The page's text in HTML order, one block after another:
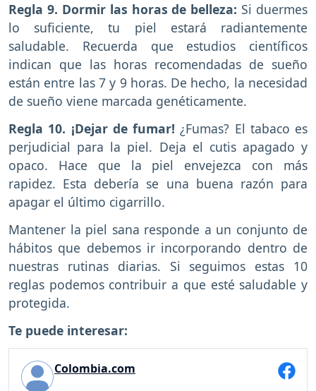
Regla 9. Dormir las horas de belleza: Si duermes
lo suficiente, tu piel estará radiantemente
saludable. Recuerda que estudios científicos
indican que las horas recomendadas de sueño
están entre las 7 y 9 horas. De hecho, la necesidad
de sueño viene marcada genéticamente.
Regla 10. ¡Dejar de fumar!¿Fumas? El tabaco es
perjudicial para la piel. Deja el cutis apagado y
opaco. Hace que la piel envejezca con más
rapidez. Esta debería se una buena razón para
apagar el último cigarrillo.
Mantener la piel sana responde a un conjunto de
hábitos que debemos ir incorporando dentro de
nuestras rutinas diarias. Si seguimos estas 10
reglas podemos contribuir a que esté saludable y
protegida.
Te puede interesar:
Colombia.com